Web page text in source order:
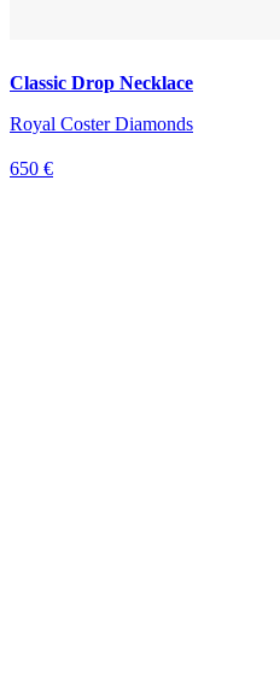
Classic Drop Necklace
Royal Coster Diamonds
650 €